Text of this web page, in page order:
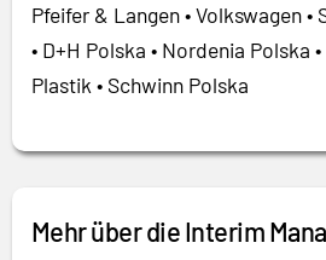
Pfeifer & Langen • Volkswagen
• D+H Polska • Nordenia Polska
Plastik • Schwinn Polska
Mehr über die Interim